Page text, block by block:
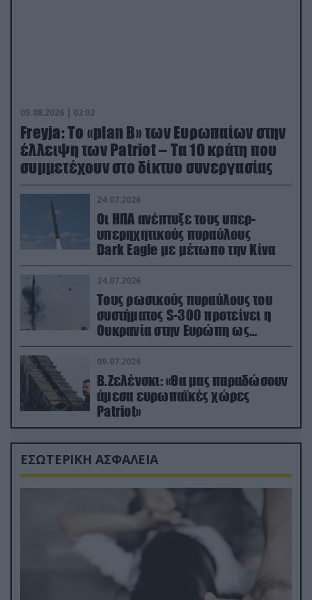
05.08.2026 | 02:02
Freyja: Το «plan Β» των Ευρωπαίων στην
έλλειψη των Patriot – Τα 10 κράτη που
συμμετέχουν στο δίκτυο συνεργασίας
24.07.2026
Οι ΗΠΑ ανέπτυξε τους υπερ-
υπερηχητικούς πυραύλους
Dark Eagle με μέτωπο την Κίνα
24.07.2026
Τους ρωσικούς πυραύλους του
συστήματος S-300 προτείνει η
Ουκρανία στην Ευρώπη ως
αντιβαλλιστικό σύστημα
09.07.2026
Β.Ζελένσκι: «Θα μας παραδώσουν
άμεσα ευρωπαϊκές χώρες
Patriot»
ΕΣΩΤΕΡΙΚΗ ΑΣΦΑΛΕΙΑ